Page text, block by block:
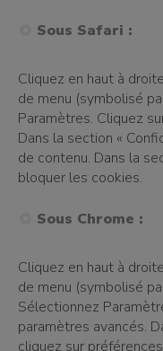
Sous Safari :
Cliquez en haut à
de menu (symbolisé
Paramètres. Cliquez
Dans la section «
de contenu. Dans la
bloquer les cookies.
Sous Chrome :
Cliquez en haut à
de menu (symbolisé
Sélectionnez
paramètres avancés.
cliquez sur